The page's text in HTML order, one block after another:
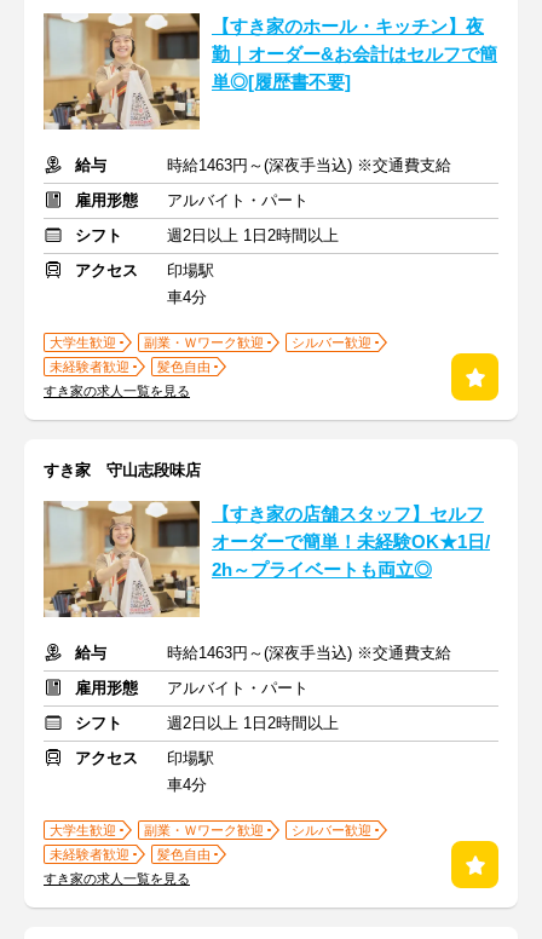
【すき家のホール・キッチン】夜
勤｜オーダー&お会計はセルフで簡
単◎[履歴書不要]
給与
時給1463円～(深夜手当込) ※交通費支給
雇用形態
アルバイト・パート
シフト
週2日以上 1日2時間以上
アクセス
印場駅
車4分
大学生歓迎 副業・Ｗワーク歓迎
シルバー歓迎
未経験者歓迎
髪色自由
すき家の求人一覧を見る
すき家 守山志段味店
【すき家の店舗スタッフ】セルフ
オーダーで簡単！未経験OK★1日/
2h～プライベートも両立◎
給与
時給1463円～(深夜手当込) ※交通費支給
雇用形態
アルバイト・パート
シフト
週2日以上 1日2時間以上
アクセス
印場駅
車4分
大学生歓迎 副業・Ｗワーク歓迎
シルバー歓迎
未経験者歓迎
髪色自由
すき家の求人一覧を見る